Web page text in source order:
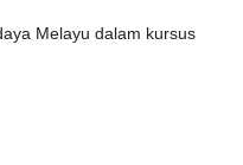
Melayu dalam kursus